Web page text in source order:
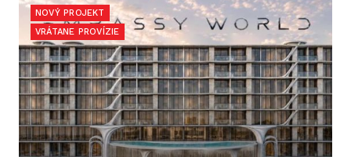
NOVÝ PROJEKT
VRÁTANE PROVÍZIE